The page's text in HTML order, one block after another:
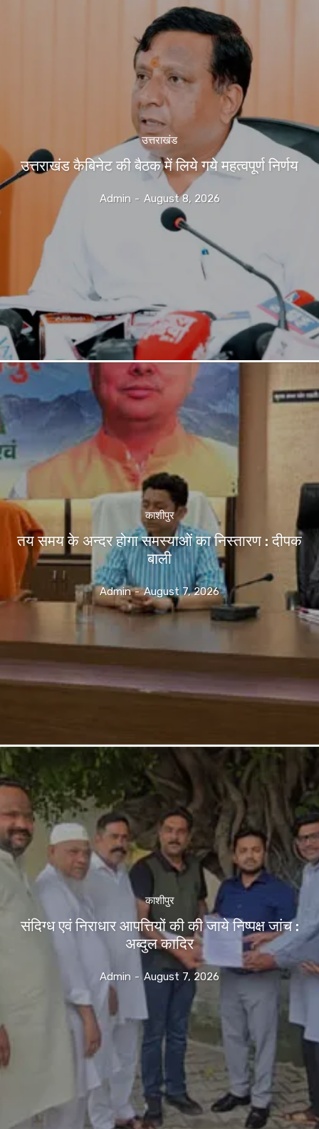
उत्तराखंड
उत्तराखंड कैबिनेट की बैठक में लिये गये महत्वपूर्ण निर्णय
Admin - August 8, 2026
काशीपुर
तय समय के अन्दर होगा समस्याओं का निस्तारण : दीपक
बाली
Admin - August 7, 2026
काशीपुर
संदिग्ध एवं निराधार आपत्तियों की की जाये निष्पक्ष जांच :
अब्दुल कादिर
Admin - August 7, 2026